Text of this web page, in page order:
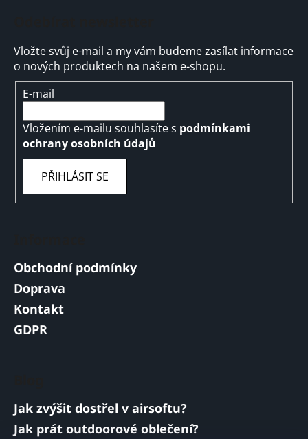
Vložte svůj e-mail a my vám budeme zasílat informace
o nových produktech na našem e-shopu.
E-mail
Vložením e-mailu souhlasíte s podmínkami
ochrany osobních údajů
PŘIHLÁSIT SE
Obchodní podmínky
Doprava
Kontakt
GDPR
Jak zvýšit dostřel v airsoftu?
Jak prát outdoorové oblečení?